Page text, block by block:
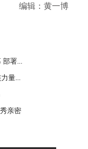
编辑：黄一博